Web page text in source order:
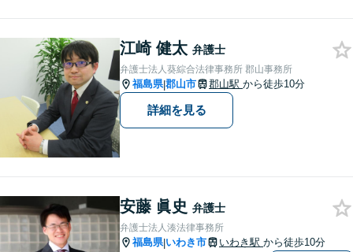
江崎 健太 弁護士
弁護士法人葵綜合法律事務所 郡山事務所
福島県|郡山市 郡山駅 から徒歩10分
詳細を見る
安藤 眞史 弁護士
弁護士法人湊法律事務所
福島県|いわき市 いわき駅 から徒歩10分